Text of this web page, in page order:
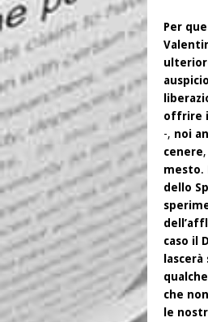
Per
auspicio
offrire
-, noi
cenere,
mesto.
dello
caso il
lascerà
che
le